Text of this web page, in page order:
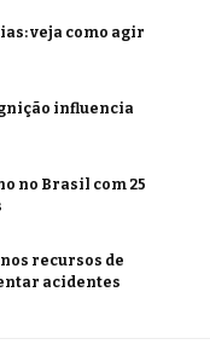
veja como agir
influencia
no Brasil com 25
recursos de
acidentes